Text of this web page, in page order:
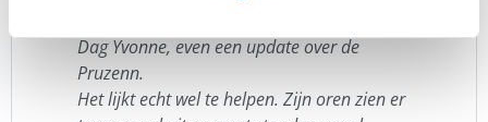
Dag Yvonne, even een update over de
Pruzenn.
Het lijkt echt wel te helpen. Zijn oren zien er